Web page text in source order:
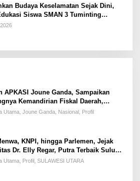
Budaya Keselamatan Sejak Dini,
Siswa SMAN 3 Tuminting
Soal Bahaya Listrik
APKASI Joune Ganda, Sampaikan
Kemandirian Fiskal Daerah,
Pimpinan DPR-RI
Utama, Joune Ganda, Nasional, Profil
KNPI, hingga Parlemen, Jejak
Dr. Elly Regar, Putra Terbaik Suluun
Lintas Generasi
Utama, Profil, SULAWESI UTARA